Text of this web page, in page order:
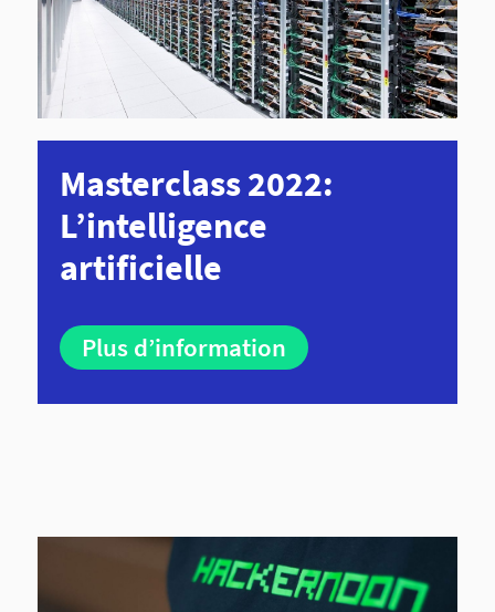
Masterclass 2022:
L’intelligence
artificielle
Plus d’information